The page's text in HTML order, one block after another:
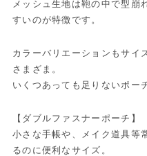
メッシュ生地は鞄の中で型崩
すいのが特徴です。
カラーバリエーションもサイ
さまざま。
いくつあっても足りないポー
【ダブルファスナーポーチ】
小さな手帳や、メイク道具等
るのに便利なサイズ。